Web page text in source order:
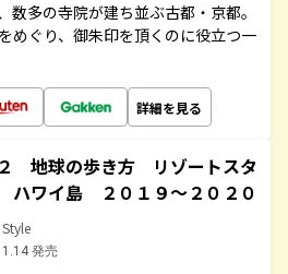
数多の寺院が建ち並ぶ古都・京都。
めぐり、御朱印を頂くのに役立つ一
詳細を見る
地球の歩き方 リゾートスタ
ワイ島 ２０１９～２０２０
発売